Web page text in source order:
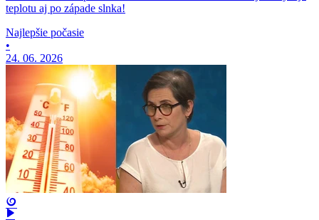
teplotu aj po západe slnka!
Najlepšie počasie
•
24. 06. 2026